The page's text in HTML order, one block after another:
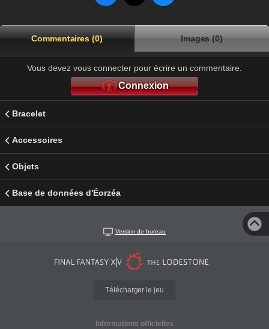
Commentaires (0) Images (0)
Vous devez vous connecter pour écrire un commentaire.
Connexion
Bracelet
Accessoires
Objets
Base de données d'Éorzéa
Version de bureau
Télécharger le jeu
Informations officielles